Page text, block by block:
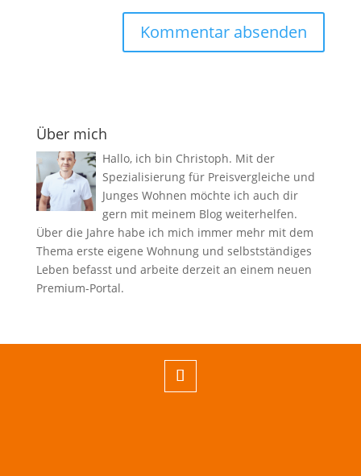
Über mich
Hallo, ich bin Christoph. Mit der
Spezialisierung für Preisvergleiche und
Junges Wohnen möchte ich auch dir
gern mit meinem Blog weiterhelfen.
Über die Jahre habe ich mich immer mehr mit dem
Thema erste eigene Wohnung und selbstständiges
Leben befasst und arbeite derzeit an einem neuen
Premium-Portal.